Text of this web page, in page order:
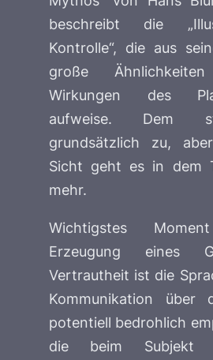
beschreibt die
Kontrolle“, die aus
große
Wirkungen des
aufweise. Dem
grundsätzlich zu,
Sicht geht es in dem
mehr.
Wichtigstes
Erzeugung eines
Vertrautheit ist die
Kommunikation über
potentiell bedrohlich
die beim Subjekt